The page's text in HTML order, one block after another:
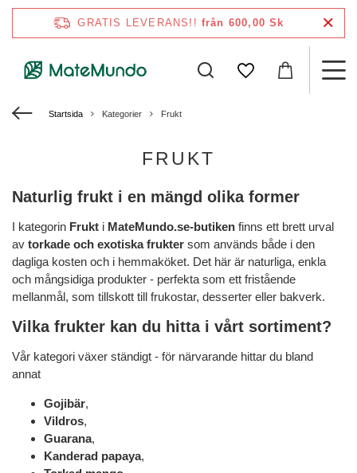
GRATIS LEVERANS!! från 600,00 Sk
Startsida Kategorier Frukt
FRUKT
Naturlig frukt i en mängd olika former
I kategorin Frukt i MateMundo.se-butiken finns ett brett urval
av torkade och exotiska frukter som används både i den
dagliga kosten och i hemmaköket. Det här är naturliga, enkla
och mångsidiga produkter - perfekta som ett fristående
mellanmål, som tillskott till frukostar, desserter eller bakverk.
Vilka frukter kan du hitta i vårt sortiment?
Vår kategori växer ständigt - för närvarande hittar du bland
annat
Gojibär,
Vildros,
Guarana,
Kanderad papaya,